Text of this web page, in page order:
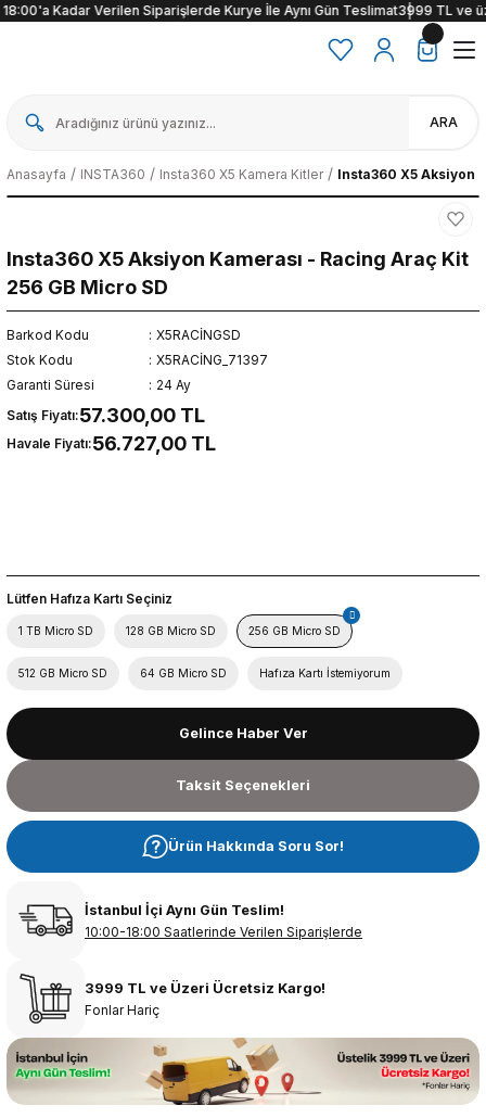
Kadar Verilen Siparişlerde Kurye İle Aynı Gün Teslimat3999 TL ve üzeri
ARA
Anasayfa INSTA360 Insta360 X5 Kamera Kitler Insta360 X5 Aksiyon
Insta360 X5 Aksiyon Kamerası - Racing Araç Kit
256 GB Micro SD
Barkod Kodu
X5RACİNGSD
Stok Kodu
X5RACİNG_71397
Garanti Süresi
24 Ay
Satış Fiyatı:57.300,00 TL
Havale Fiyatı:56.727,00 TL
Lütfen Hafıza Kartı Seçiniz
1 TB Micro SD 128 GB Micro SD 256 GB Micro SD
512 GB Micro SD 64 GB Micro SD Hafıza Kartı İstemiyorum
Gelince Haber Ver
Taksit Seçenekleri
Ürün Hakkında Soru Sor!
İstanbul İçi Aynı Gün Teslim!
10:00-18:00 Saatlerinde Verilen Siparişlerde
3999 TL ve Üzeri Ücretsiz Kargo!
Fonlar Hariç